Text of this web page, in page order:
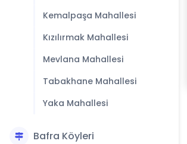
Kemalpaşa Mahallesi
Kızılırmak Mahallesi
Mevlana Mahallesi
Tabakhane Mahallesi
Yaka Mahallesi
Bafra Köyleri